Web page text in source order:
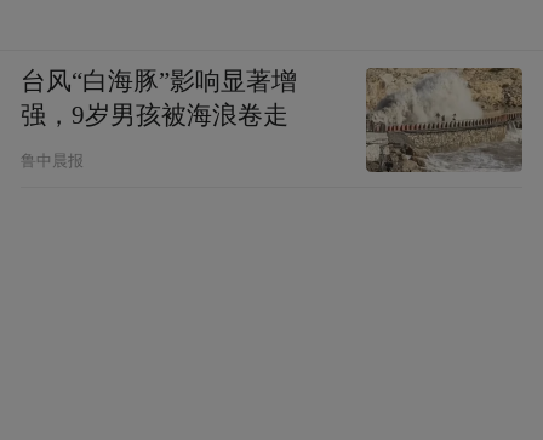
台风“白海豚”影响显著增
强，9岁男孩被海浪卷走
鲁中晨报